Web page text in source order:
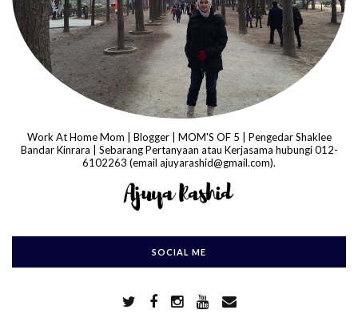
Work At Home Mom | Blogger | MOM'S OF 5 | Pengedar Shaklee
Bandar Kinrara | Sebarang Pertanyaan atau Kerjasama hubungi 012-
6102263 (email ajuyarashid@gmail.com).
SOCIAL ME